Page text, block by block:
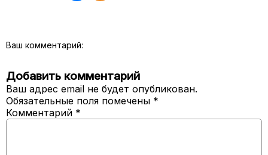
Ваш комментарий:
Добавить комментарий
Ваш адрес email не будет опубликован.
Обязательные поля помечены *
Комментарий *